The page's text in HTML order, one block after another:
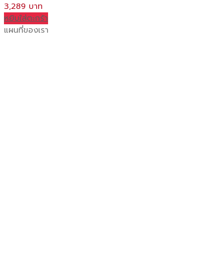
3,289
หยิบใส่ตะกร้า
แผนที่ของเรา